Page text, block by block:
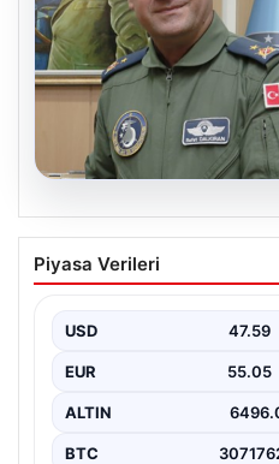
Rafet Dalkıran
Kuvvetleri Komutanı
Piyasa Verileri
USD 47.59
EUR 55.05
ALTIN
BTC